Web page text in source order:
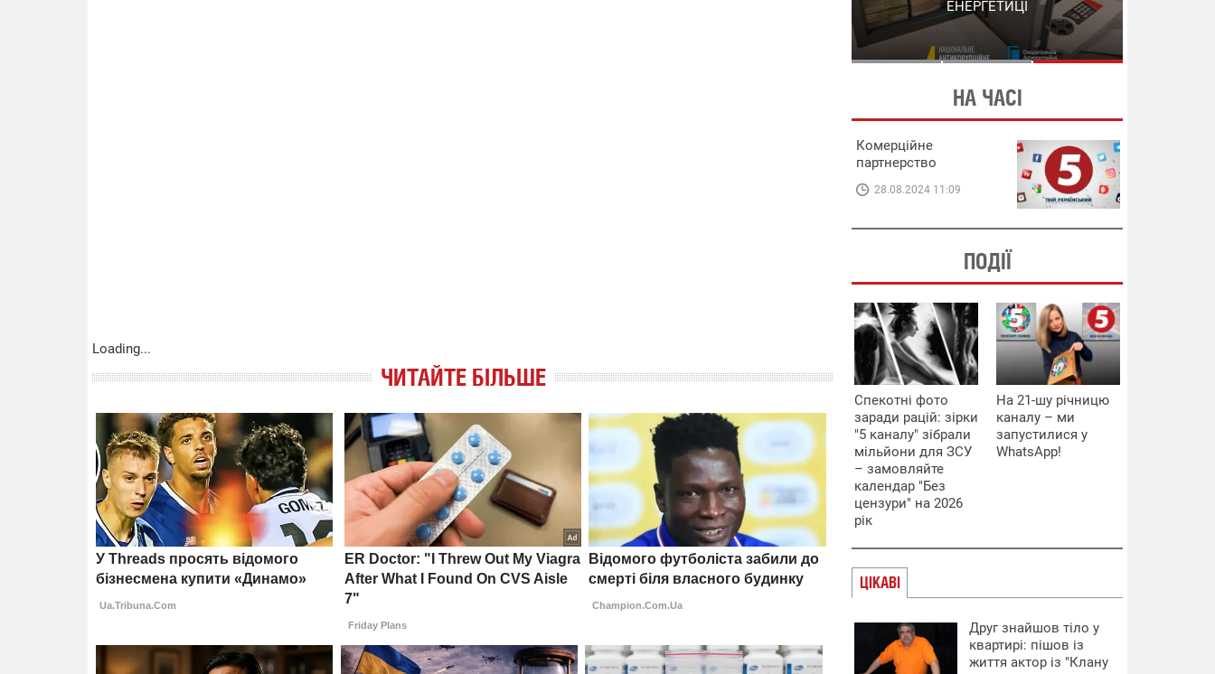
Loading...
ЧИТАЙТЕ БІЛЬШЕ
СХЕМИ В ЕНЕРГЕТИЦІ
ЕНЕРГЕТИЦІ
НА ЧАСІ
Комерційне
партнерство
28.08.2024 11:09
ПОДІЇ
Спекотні фото
заради рацій: зірки
"5 каналу" зібрали
мільйони для ЗСУ
– замовляйте
календар "Без
цензури" на 2026
рік
На 21-шу річницю
каналу – ми
запустилися у
WhatsApp!
ЦІКАВІ
Друг знайшов тіло у
квартирі: пішов із
життя актор із "Клану